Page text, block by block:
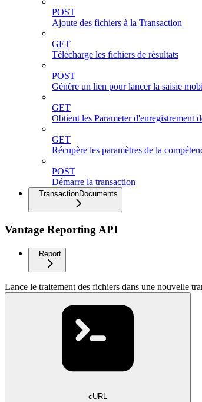
POST
Ajoute des fichiers à la Transaction
GET
Télécharge les fichiers de résultats
POST
Génère un lien pour lancer la saisie
GET
Obtient les Parameter d'enregistrement
GET
Récupère les paramètres de la
POST
Démarre la transaction
TransactionDocuments
Vantage Reporting API
Report
Lance le traitement des fichiers dans une nouvelle
cURL